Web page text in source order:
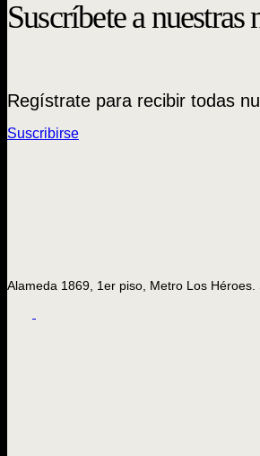
Suscríbete a nuestras
Regístrate para recibir todas
Suscribirse
Alameda 1869, 1er piso, Metro Los Héroes.